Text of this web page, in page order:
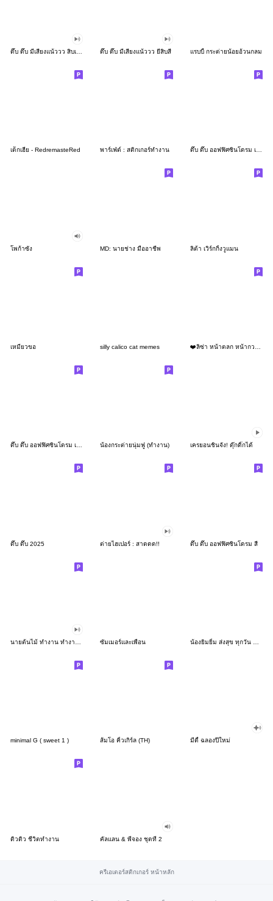
ดึ๊บ ดึ๊บ มีเสียงแน้ววว ยี่สิบสี่ แรบบี้ กระต่ายน้อยอ้วนกลม
เด็กเฮีย - RedremasteRed พาร์เฟ่ต์ : สติกเกอร์ทำงาน ดึ๊บ ดึ๊บ ออฟฟิศซินโดรม เจ็ด
โพก้าซัง MD: นายช่าง มืออาชีพ ลิต้า เวิร์กกิ้งวูแมน
เหมียวขอ silly calico cat memes
ดึ๊บ ดึ๊บ ออฟฟิศซินโดรม เก้า น้องกระต่ายนุ่มฟู (ทำงาน) เครยอนชินจัง! ดุ๊กดิ๊กได้
ดึ๊บ ดึ๊บ 2025 ต่ายไฮเปอร์ : สาดดด!! ดึ๊บ ดึ๊บ ออฟฟิศซินโดรม สี่
ซัมเมอร์และเพื่อน
minimal G ( sweet 1 ) ส้มโอ คิ้วเกิร์ล (TH) มีดี้ ฉลองปีใหม่
ดิวดิว ชีวิตทำงาน คัลแลน & พี่จอง ชุดที่ 2
ครีเอเตอร์สติกเกอร์ หน้าหลัก